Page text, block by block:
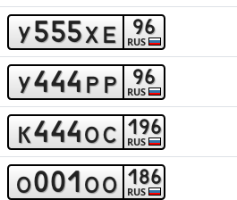
y555x e 96
RUS
y444p p 96
RUS
k444oc 196
RUS
o001oo 186
RUS